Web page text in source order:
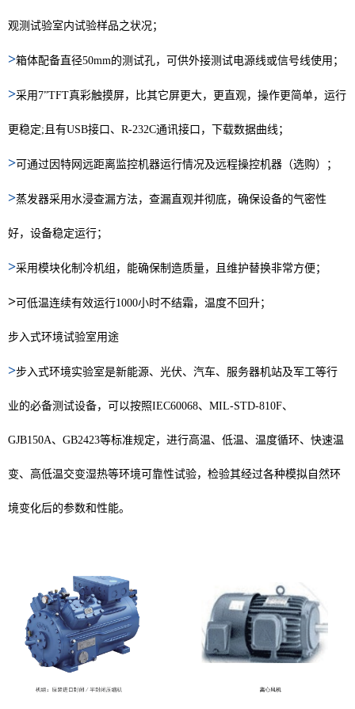
观测试验室内试验样品之状况；
>箱体配备直径50mm的测试孔，可供外接测试电源线或信号线使用；
>采用7”TFT真彩触摸屏，比其它屏更大，更直观，操作更简单，运行
更稳定;且有USB接口、R-232C通讯接口，下载数据曲线；
>可通过因特网远距离监控机器运行情况及远程操控机器（选购）；
>蒸发器采用水浸查漏方法，查漏直观并彻底，确保设备的气密性
好，设备稳定运行；
>采用模块化制冷机组，能确保制造质量，且维护替换非常方便；
>可低温连续有效运行1000小时不结霜，温度不回升；
步入式环境试验室用途
>步入式环境实验室是新能源、光伏、汽车、服务器机站及军工等行
业的必备测试设备，可以按照IEC60068、MIL-STD-810F、
GJB150A、GB2423等标准规定，进行高温、低温、温度循环、快速温
变、高低温交变湿热等环境可靠性试验，检验其经过各种模拟自然环
境变化后的参数和性能。